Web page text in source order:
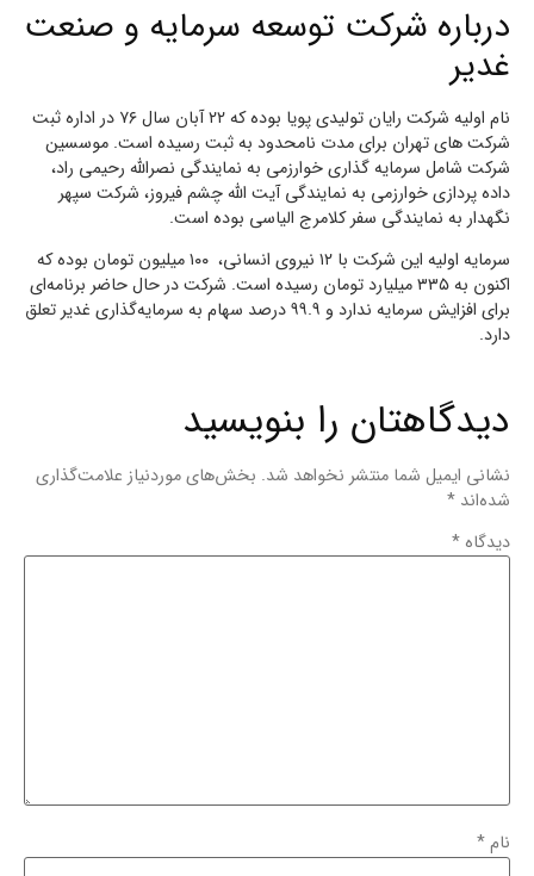
درباره شرکت توسعه سرمایه و صنعت
غدیر
نام اولیه شرکت رایان تولیدی پویا بوده که ۲۲ آبان سال ۷۶ در اداره ثبت
شرکت های تهران برای مدت نامحدود به ثبت رسیده است. موسسین
شرکت شامل سرمایه گذاری خوارزمی به نمایندگی نصرالله رحیمی راد،
داده پردازی خوارزمی به نمایندگی آیت الله چشم فیروز، شرکت سپهر
نگهدار به نمایندگی سفر کلامرج الیاسی بوده است.
سرمایه اولیه این شرکت با ۱۲ نیروی انسانی، ۱۰۰ میلیون تومان بوده که
اکنون به ۳۳۵ میلیارد تومان رسیده است. شرکت در حال حاضر برنامه‌ای
برای افزایش سرمایه ندارد و ۹۹.۹ درصد سهام به سرمایه‌گذاری غدیر تعلق
دارد.
دیدگاهتان را بنویسید
نشانی ایمیل شما منتشر نخواهد شد. بخش‌های موردنیاز علامت‌گذاری
شده‌اند *
دیدگاه *
نام*